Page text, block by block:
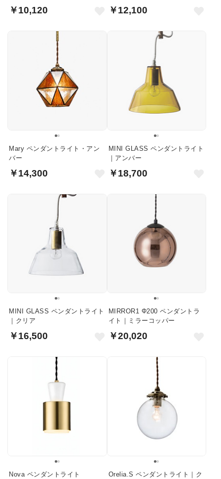
￥10,120 ￥12,100
Mary ペンダントライト・アン
バー
￥14,300
MINI GLASS ペンダントライト
｜アンバー
￥18,700
MINI GLASS ペンダントライト
｜クリア
￥16,500
MIRROR1 Φ200 ペンダントラ
イト｜ミラーコッパー
￥20,020
Nova ペンダントライト Orelia.S ペンダントライト｜ク